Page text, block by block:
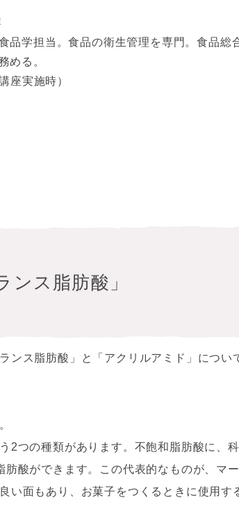
品学担当。食品の衛生管理を専門。食品総
める。
座実施時）
ンス脂肪酸」
ンス脂肪酸」と「アクリルアミド」につい
2つの種類があります。不飽和脂肪酸に、
酸ができます。この代表的なものが、マ
い面もあり、お菓子をつくるときに使用す